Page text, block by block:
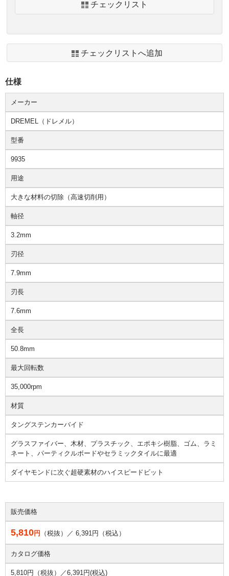
チェックリスト
チェックリストへ追加
仕様
メーカー
DREMEL（ドレメル）
型番
9935
用途
大きな材料の切除（高速切削用）
軸径
3.2mm
刃径
7.9mm
刃長
7.6mm
全長
50.8mm
最大回転数
35,000rpm
材質
タングステンカーバイド
グラスファイバー、木材、プラスチック、エポキシ樹脂、ゴム、ラミ
ネート、パーティクルボードやセラミックタイルに最適
ダイヤモンドに次ぐ超硬素材のハイスピードビット
販売価格
5,810円 （税抜）／ 6,391円（税込）
カタログ価格
5,810円（税抜）／6,391円(税込)